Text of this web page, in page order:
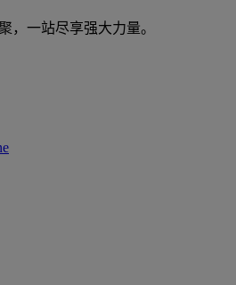
，一站尽享强大力量。